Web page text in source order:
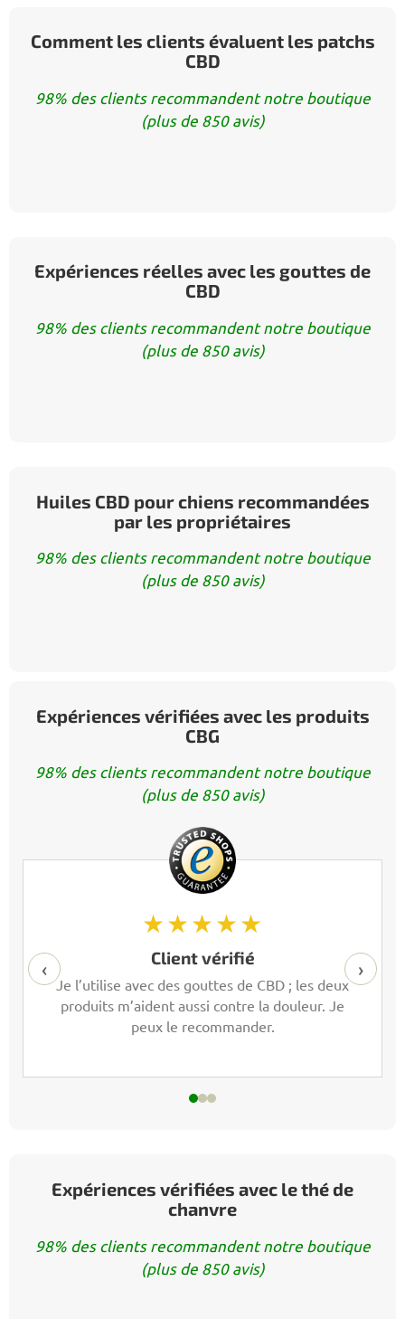
Comment les clients évaluent les patchs
CBD
98% des clients recommandent notre boutique
(plus de 850 avis)
Expériences réelles avec les gouttes de
CBD
98% des clients recommandent notre boutique
(plus de 850 avis)
Huiles CBD pour chiens recommandées
par les propriétaires
98% des clients recommandent notre boutique
(plus de 850 avis)
Expériences vérifiées avec les produits
CBG
98% des clients recommandent notre boutique
(plus de 850 avis)
★★★★★
Client vérifié
Je l’utilise avec des gouttes de CBD ; les deux
produits m’aident aussi contre la douleur. Je
peux le recommander.
‹ ›
Expériences vérifiées avec le thé de
chanvre
98% des clients recommandent notre boutique
(plus de 850 avis)